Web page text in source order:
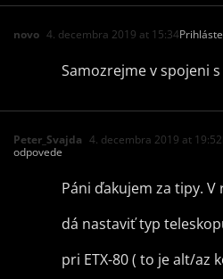
novo 4. decembra 2019 at 15:34
Samozrejme v spojeni
Peter_Svajda 4. decembra 2019 at 19:52
odpovede
Páni ďakujem za tipy.
dá nastaviť typ
pri ETX-80 ( to je alt/az